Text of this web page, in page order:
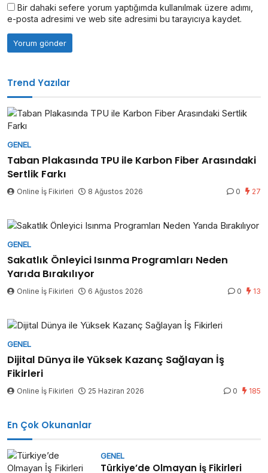
Bir dahaki sefere yorum yaptığımda kullanılmak üzere adımı,
e-posta adresimi ve web site adresimi bu tarayıcıya kaydet.
Trend Yazılar
GENEL
Taban Plakasında TPU ile Karbon Fiber Arasındaki
Sertlik Farkı
Online İş Fikirleri 8 Ağustos 2026 0 27
GENEL
Sakatlık Önleyici Isınma Programları Neden
Yarıda Bırakılıyor
Online İş Fikirleri 6 Ağustos 2026 0 13
GENEL
Dijital Dünya ile Yüksek Kazanç Sağlayan İş
Fikirleri
Online İş Fikirleri 25 Haziran 2026 0 185
En Çok Okunanlar
GENEL
Türkiye’de Olmayan İş Fikirleri